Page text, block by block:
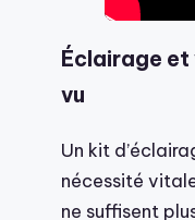
Éclairage
vu
Un kit
nécessité
ne suffisent